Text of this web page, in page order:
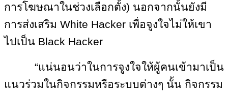
การโฆษณาในช่วงเลือกตั้ง) นอกจากนั้นยังมี
การส่งเสริม White Hacker เพื่อจูงใจไม่ให้เขา
ไปเป็น Black Hacker
“แน่นอนว่าในการจูงใจให้ผู้คนเข้ามาเป็น
แนวร่วมในกิจกรรมหรือระบบต่างๆ นั้น กิจกรรม